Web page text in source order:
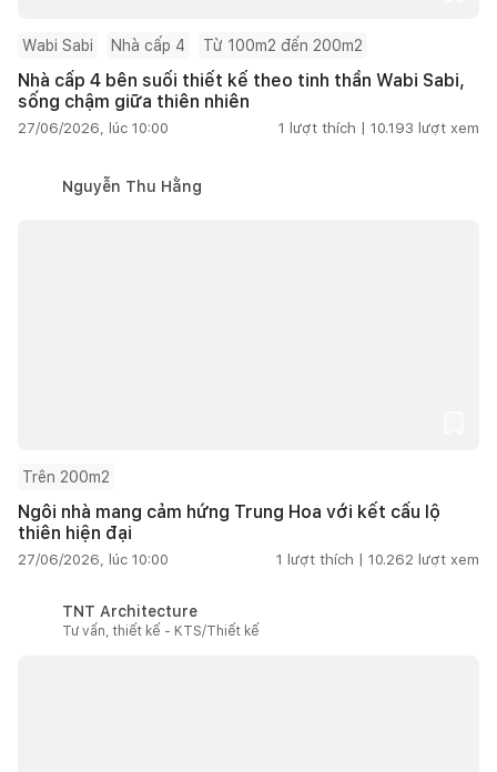
Wabi Sabi Nhà cấp 4 Từ 100m2 đến 200m2
Nhà cấp 4 bên suối thiết kế theo tinh thần Wabi Sabi,
sống chậm giữa thiên nhiên
27/06/2026, lúc 10:00 1 lượt thích | 10.193 lượt xem
Nguyễn Thu Hằng
Trên 200m2
Ngôi nhà mang cảm hứng Trung Hoa với kết cấu lộ
thiên hiện đại
27/06/2026, lúc 10:00 1 lượt thích | 10.262 lượt xem
TNT Architecture
Tư vấn, thiết kế - KTS/Thiết kế